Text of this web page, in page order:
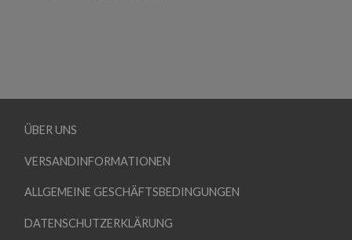
ÜBER UNS
VERSANDINFORMATIONEN
ALLGEMEINE GESCHÄFTSBEDINGUNGEN
DATENSCHUTZERKLÄRUNG